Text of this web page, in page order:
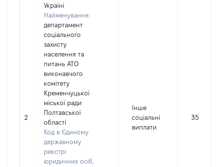
2
Україні
Найменування:
департамент
соціального
захисту
населення та
питань АТО
виконавчого
комітету
Кременчуцької
міської ради
Полтавської
області
Код в Єдиному
державному
реєстрі
юридичних осіб,
Інше
соціальні
виплати
3500